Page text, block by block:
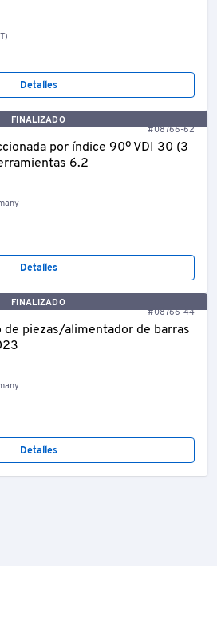
Detalles
FINALIZADO
#08766-62
por índice 90º VDI 30 (3
6.2
Detalles
FINALIZADO
#08766-44
de piezas/alimentador de barras
Detalles